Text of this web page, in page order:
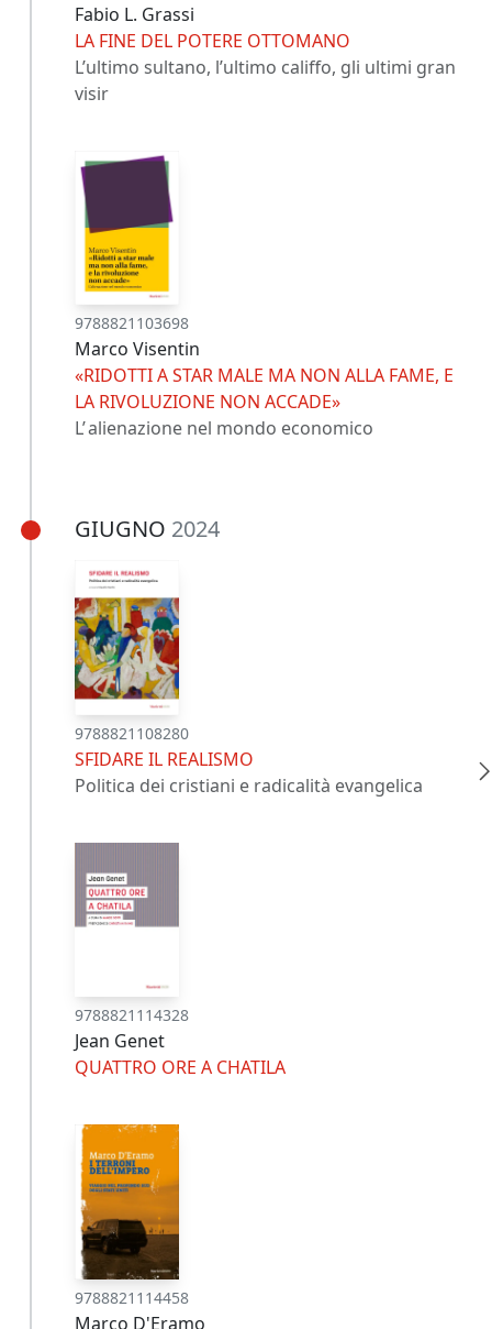
Fabio L. Grassi
LA FINE DEL POTERE OTTOMANO
L’ultimo sultano, l’ultimo califfo, gli ultimi gran
visir
9788821103698
Marco Visentin
«RIDOTTI A STAR MALE MA NON ALLA FAME, E
LA RIVOLUZIONE NON ACCADE»
L’ alienazione nel mondo economico
GIUGNO 2024
9788821108280
SFIDARE IL REALISMO
Politica dei cristiani e radicalità evangelica
9788821114328
Jean Genet
QUATTRO ORE A CHATILA
9788821114458
Marco D'Eramo